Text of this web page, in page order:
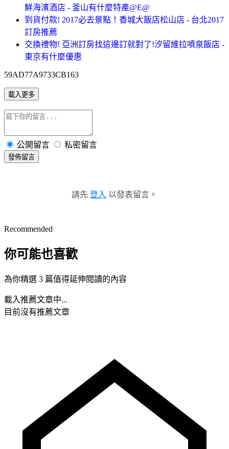
鮮海濱酒店 - 釜山有什麼特產@E@
到貨付款! 2017必去景點！香城大飯店松山店 - 台北2017
訂房推薦
交換禮物! 亞洲訂房找這邊訂就對了!汐留維拉噴泉飯店 -
東京有什麼優惠
59AD77A9733CB163
載入更多
公開留言 私密留言
發佈留言
請先 登入 以發表留言。
Recommended
你可能也喜歡
為你精選 3 篇值得延伸閱讀的內容
載入推薦文章中...
目前沒有推薦文章